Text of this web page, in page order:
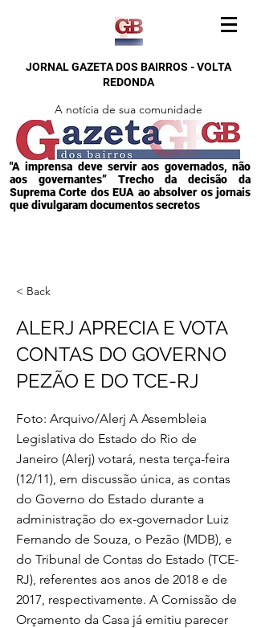
JORNAL GAZETA DOS BAIRROS - VOLTA
REDONDA
A notícia de sua comunidade
"A imprensa deve servir aos governados, não
aos governantes” Trecho da decisão da
Suprema Corte dos EUA ao absolver os jornais
que divulgaram documentos secretos
< Back
ALERJ APRECIA E VOTA
CONTAS DO GOVERNO
PEZÃO E DO TCE-RJ
Foto: Arquivo/Alerj A Assembleia
Legislativa do Estado do Rio de
Janeiro (Alerj) votará, nesta terça-feira
(12/11), em discussão única, as contas
do Governo do Estado durante a
administração do ex-governador Luiz
Fernando de Souza, o Pezão (MDB), e
do Tribunal de Contas do Estado (TCE-
RJ), referentes aos anos de 2018 e de
2017, respectivamente. A Comissão de
Orçamento da Casa já emitiu parecer